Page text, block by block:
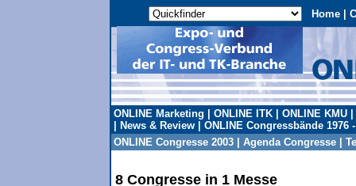
Home
ONLINE Marketing ONLINE ITK ONLINE KMU
News & Review
ONLINE Congressbände 1976
ONLINE Congresse 2003
Agenda Congresse
8 Congresse in 1 Messe